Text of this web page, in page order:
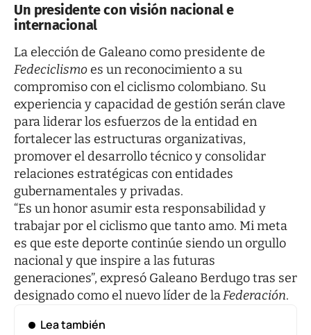
Un presidente con visión nacional e
internacional
La elección de Galeano como presidente de
Fedeciclismoes un reconocimiento a su
compromiso con el ciclismo colombiano. Su
experiencia y capacidad de gestión serán clave
para liderar los esfuerzos de la entidad en
fortalecer las estructuras organizativas,
promover el desarrollo técnico y consolidar
relaciones estratégicas con entidades
gubernamentales y privadas.
“Es un honor asumir esta responsabilidad y
trabajar por el ciclismo que tanto amo. Mi meta
es que este deporte continúe siendo un orgullo
nacional y que inspire a las futuras
generaciones”, expresó Galeano Berdugo tras ser
designado como el nuevo líder de laFederación.
Lea también